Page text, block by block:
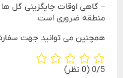
– گاهی اوقات جایگزینی گل
منطقه ضروری است
همچنین می توانید جهت سفارش
‫0/5 ‫(0 نظر)